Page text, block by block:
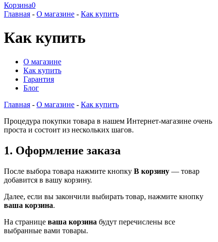
Корзина0
Главная - О магазине - Как купить
Как купить
О магазине
Как купить
Гарантия
Блог
Главная - О магазине - Как купить
Процедура покупки товара в нашем Интернет-магазине очень
проста и состоит из нескольких шагов.
1. Оформление заказа
После выбора товара нажмите кнопку В корзину — товар
добавится в вашу корзину.
Далее, если вы закончили выбирать товар, нажмите кнопку
ваша корзина.
На странице ваша корзина будут перечислены все
выбранные вами товары.